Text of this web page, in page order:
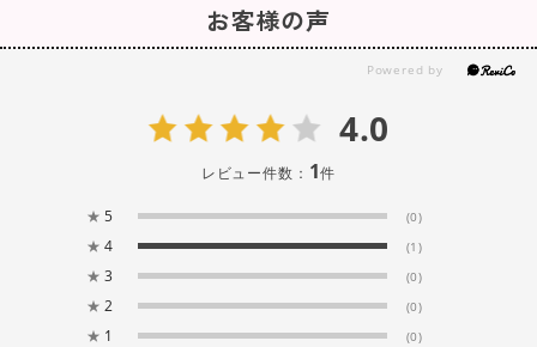
お客様の声
4.0
レビュー件数： 1件
★ 5 (0)
★ 4 (1)
★ 3 (0)
★ 2 (0)
★ 1 (0)